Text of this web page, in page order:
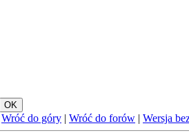
Wróć do góry | Wróć do forów | Wersja